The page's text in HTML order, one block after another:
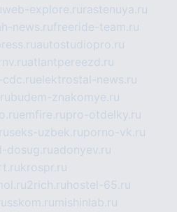
web-explore.ru rastenuya.ru
news.rufreeride-team.ru
autostudiopro.ru
atlantpereezd.ru
cdc.ruelektrostal-news.ru
budem-znakomye.ru
emfire.rupro-otdelky.ru
seks-uzbek.ruporno-vk.ru
dosug.ruadonyev.ru
krospr.ru
2rich.ru hostel-65.ru
mishinlab.ru